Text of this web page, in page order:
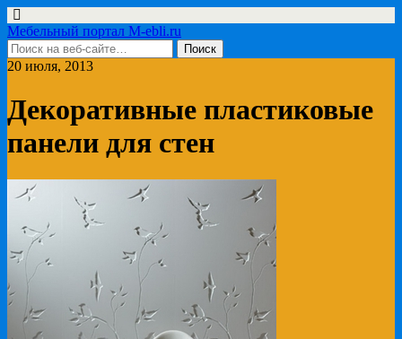
Мебельный портал M-ebli.ru
20 июля, 2013
Декоративные пластиковые
панели для стен